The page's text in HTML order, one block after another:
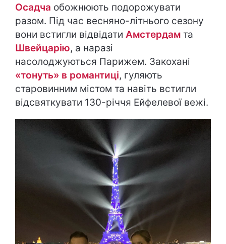
Осадча обожнюють подорожувати
разом. Під час весняно-літнього сезону
вони встигли відвідати Амстердам та
Швейцарію, а наразі
насолоджуються Парижем. Закохані
«тонуть» в романтиці, гуляють
старовинним містом та навіть встигли
відсвяткувати 130-річчя Ейфелевої вежі.